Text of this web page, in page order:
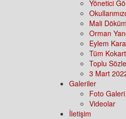
Yönetici
Mali
Orman
Eylem
Tüm
Toplu
3 Mart
Galeriler
Foto Galeri
Videolar
İletişim